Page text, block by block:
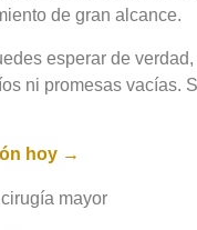
de gran alcance.
esperar de
ni promesas vacías.
hoy →